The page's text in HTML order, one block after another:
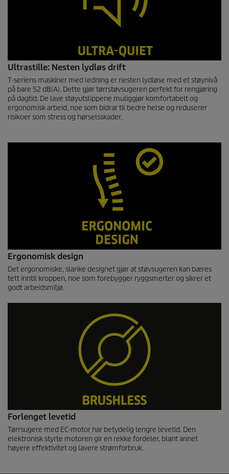
Ultrastille: Nesten lydløs drift
T-seriens maskiner med ledning er nesten lydløse med et støynivå
på bare 52 dB(A). Dette gjør tørrstøvsugeren perfekt for rengjøring
på dagtid. De lave støyutslippene muliggjør komfortabelt og
ergonomisk arbeid, noe som bidrar til bedre helse og reduserer
risikoer som stress og hørselsskader.
Ergonomisk design
Det ergonomiske, slanke designet gjør at støvsugeren kan bæres
tett inntil kroppen, noe som forebygger ryggsmerter og sikrer et
godt arbeidsmiljø.
Forlenget levetid
Tørrsugere med EC-motor har betydelig lengre levetid. Den
elektronisk styrte motoren gir en rekke fordeler, blant annet
høyere effektivitet og lavere strømforbruk.